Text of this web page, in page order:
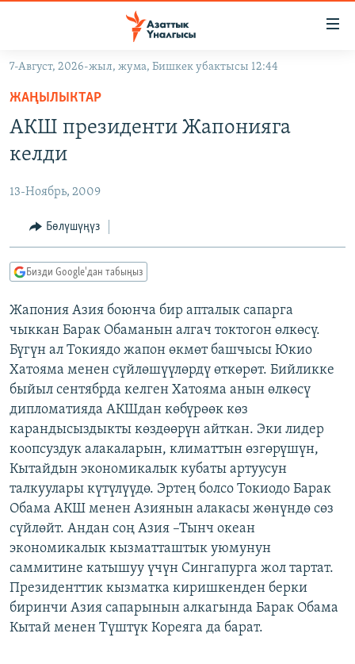
Навигацияга
өтүңүз
Издөөгө
салыңызКЫРГЫЗСТАН
ЭКОНОМИКА
МАДАНИЯТ
БОРБОР АЗИЯ
АТАЙЫН ИЛИКТӨӨ
ТВ ПРОГРАММАЛАР
ЭКСПЕРТТЕР ТАЛДАЙТ
БИЗ ЖАНА ДҮЙНӨ
ДАНИСТЕ
ЭЖЕ-СИҢДИЛЕР
ЫҢГАЙСЫЗ СУРООЛОР
ӨЗГӨЧӨ ПИКИР
Русский
ОНЛАЙН ШЕРИНЕ
ЭЕ/АРнун бардык сайттары
7-Август, 2026-жыл, жума, Бишкек убактысы 12:44
ЖАҢЫЛЫКТАР
АКШ президенти Жапонияга
келди
13-Ноябрь, 2009
Бөлүшүңүз
Бизди Google'дан табыңыз
Жапония Азия боюнча бир апталык сапарга
чыккан Барак Обаманын алгач токтогон өлкөсү.
Бүгүн ал Токиядо жапон өкмөт башчысы Юкио
Хатояма менен сүйлөшүүлөрдү өткөрөт. Бийликке
быйыл сентябрда келген Хатояма анын өлкөсү
дипломатияда АКШдан көбүрөөк көз
карандысыздыкты көздөөрүн айткан. Эки лидер
коопсуздук алакаларын, климаттын өзгөрүшүн,
Кытайдын экономикалык кубаты артуусун
талкуулары күтүлүүдө. Эртең болсо Токиодо Барак
Обама АКШ менен Азиянын алакасы жөнүндө сөз
сүйлөйт. Андан соң Азия –Тынч океан
экономикалык кызматташтык уюмунун
саммитине катышуу үчүн Сингапурга жол тартат.
Президенттик кызматка киришкенден берки
биринчи Азия сапарынын алкагында Барак Обама
Кытай менен Түштүк Кореяга да барат.